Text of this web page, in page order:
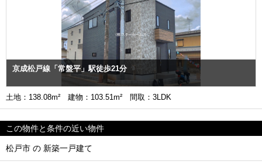
京成松戸線「常盤平」駅徒歩21分
土地：138.08m² 建物：103.51m² 間取：3LDK
この物件と条件の近い物件
松戸市 の 新築一戸建て